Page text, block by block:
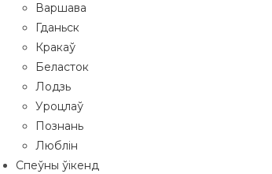
Варшава
Гданьск
Кракаў
Беласток
Лодзь
Уроцлаў
Познань
Люблін
Спеўны ўікенд